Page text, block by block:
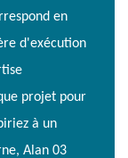
en
d'exécution
projet pour
à un
Alan 03